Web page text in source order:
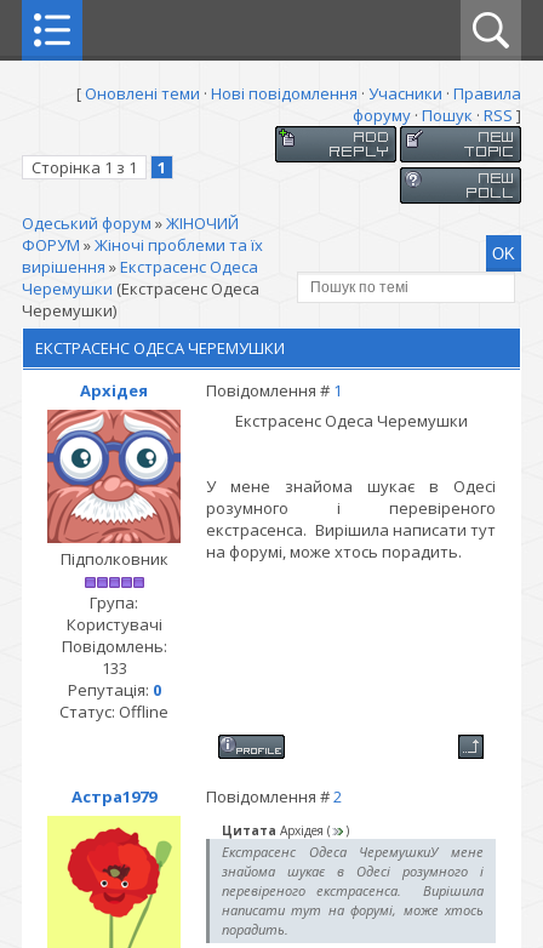
[Оновлені теми · Нові повідомлення · Учасники · Правила
форуму · Пошук · RSS ]
Сторінка 1 з 1 1
Одеський форум »ЖІНОЧИЙ
ФОРУМ »Жіночі проблеми та їх
вирішення »Екстрасенс Одеса
Черемушки (Екстрасенс Одеса
Черемушки)
ЕКСТРАСЕНС ОДЕСА ЧЕРЕМУШКИ
Архідея
Повідомлення # 1
Підполковник
Група:
Користувачі
Повідомлень:
133
Репутація: 0
Статус: Offline
Екстрасенс Одеса Черемушки
У мене знайома шукає в Одесі
розумного і перевіреного
екстрасенса. Вирішила написати тут
на форумі, може хтось порадить.
Астра1979 Повідомлення #2
Цитата Архідея ( )
Екстрасенс Одеса ЧеремушкиУ мене
знайома шукає в Одесі розумного і
перевіреного екстрасенса. Вирішила
написати тут на форумі, може хтось
порадить.